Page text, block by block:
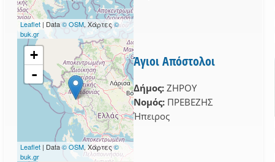
Leaflet | Data© OSM, Χάρτες©
buk.gr
+
-
Leaflet | Data© OSM, Χάρτες©
buk.gr
Άγιοι Απόστολοι
Δήμος: ΖΗΡΟΥ
Νομός: ΠΡΕΒΕΖΗΣ
Ήπειρος